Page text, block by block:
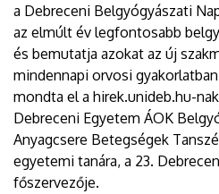
a Debreceni Belgyógyászati
az elmúlt év legfontosabb
és bemutatja azokat az új
mindennapi orvosi
mondta el a hirek.unideb.hu-nak
Debreceni Egyetem ÁOK
Anyagcsere Betegségek
egyetemi tanára, a 23.
főszervezője.